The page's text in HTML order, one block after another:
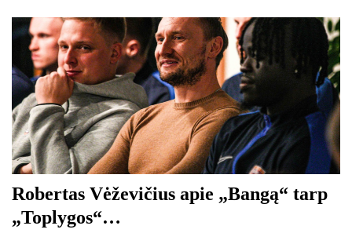
Robertas Vėževičius apie „Bangą“ tarp
„Toplygos“…